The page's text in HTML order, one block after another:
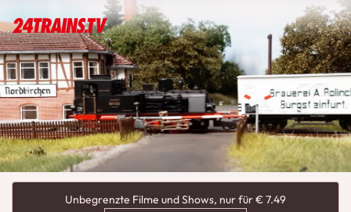
Unbegrenzte Filme und Shows, nur für € 7.49